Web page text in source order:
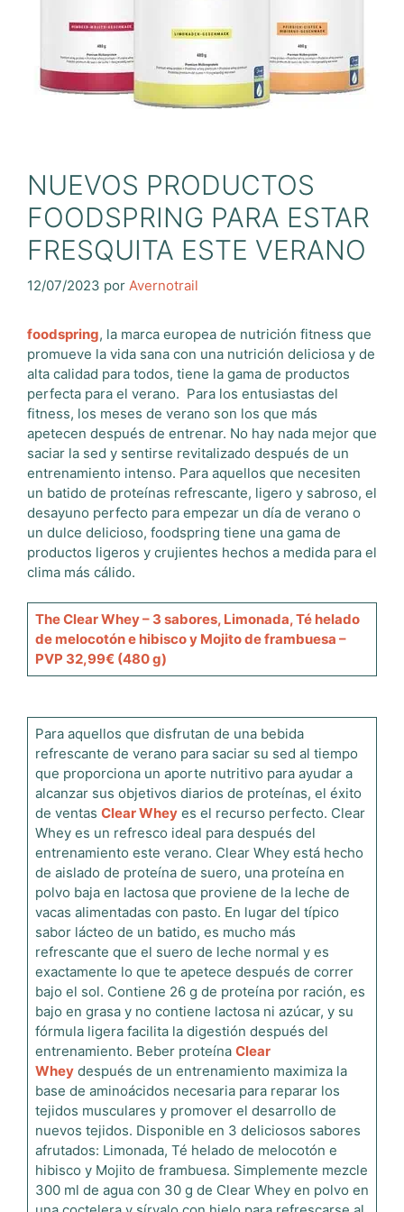
NUEVOS PRODUCTOS
FOODSPRING PARA ESTAR
FRESQUITA ESTE VERANO
12/07/2023 por Avernotrail
foodspring, la marca europea de nutrición fitness que
promueve la vida sana con una nutrición deliciosa y de
alta calidad para todos, tiene la gama de productos
perfecta para el verano. Para los entusiastas del
fitness, los meses de verano son los que más
apetecen después de entrenar. No hay nada mejor que
saciar la sed y sentirse revitalizado después de un
entrenamiento intenso. Para aquellos que necesiten
un batido de proteínas refrescante, ligero y sabroso, el
desayuno perfecto para empezar un día de verano o
un dulce delicioso, foodspring tiene una gama de
productos ligeros y crujientes hechos a medida para el
clima más cálido.
The Clear Whey – 3 sabores, Limonada, Té helado
de melocotón e hibisco y Mojito de frambuesa –
PVP 32,99€ (480 g)
Para aquellos que disfrutan de una bebida
refrescante de verano para saciar su sed al tiempo
que proporciona un aporte nutritivo para ayudar a
alcanzar sus objetivos diarios de proteínas, el éxito
de ventas Clear Wheyes el recurso perfecto. Clear
Whey es un refresco ideal para después del
entrenamiento este verano. Clear Whey está hecho
de aislado de proteína de suero, una proteína en
polvo baja en lactosa que proviene de la leche de
vacas alimentadas con pasto. En lugar del típico
sabor lácteo de un batido, es mucho más
refrescante que el suero de leche normal y es
exactamente lo que te apetece después de correr
bajo el sol. Contiene 26 g de proteína por ración, es
bajo en grasa y no contiene lactosa ni azúcar, y su
fórmula ligera facilita la digestión después del
entrenamiento. Beber proteína Clear
Wheydespués de un entrenamiento maximiza la
base de aminoácidos necesaria para reparar los
tejidos musculares y promover el desarrollo de
nuevos tejidos. Disponible en 3 deliciosos sabores
afrutados: Limonada, Té helado de melocotón e
hibisco y Mojito de frambuesa. Simplemente mezcle
300 ml de agua con 30 g de Clear Whey en polvo en